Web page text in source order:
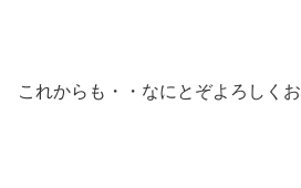
これからも・・なにとぞよろしくお